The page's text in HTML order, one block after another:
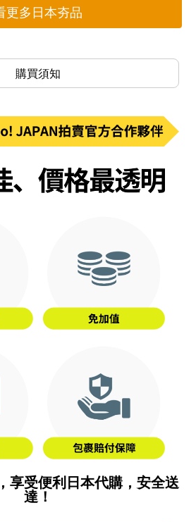
更多日本夯品
購買須知
享受便利日本代購，安全送
達！